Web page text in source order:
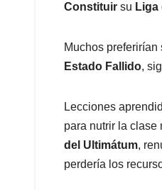
Constituir su
Muchos
Estado Fallido,
Lecciones
para nutrir la clase
del Ultimátum,
perdería los